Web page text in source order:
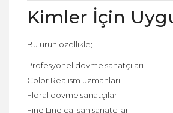
Kimler İçin
Bu ürün özellikle;
Profesyonel dövme sanatçıları
Color Realism uzmanları
Floral dövme sanatçıları
Fine Line çalışan sanatçılar